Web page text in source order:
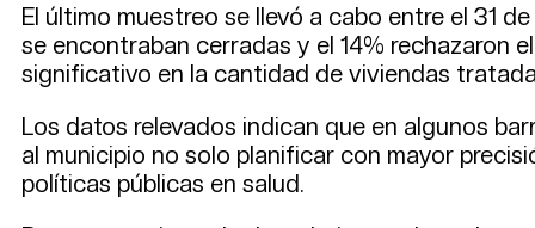
El último muestreo se llevó a cabo entre el 31
se encontraban cerradas y el 14% rechazaron
significativo en la cantidad de viviendas
Los datos relevados indican que en algunos
al municipio no solo planificar con mayor
políticas públicas en salud.